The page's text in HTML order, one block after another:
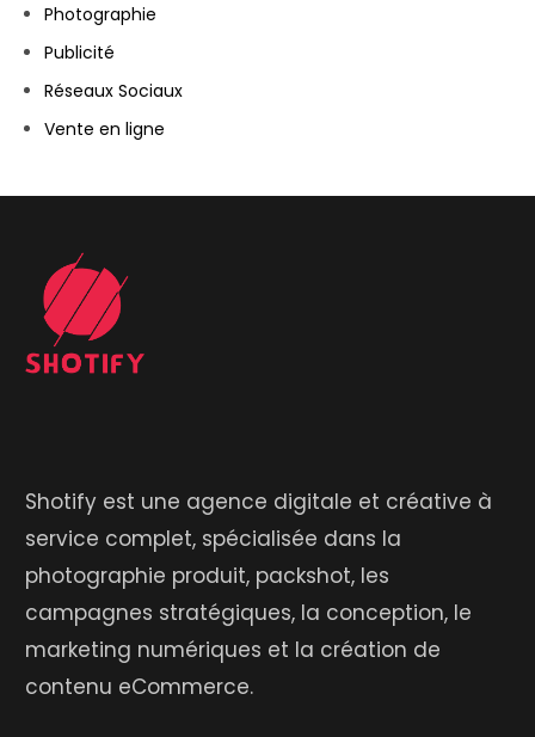
Photographie
Publicité
Réseaux Sociaux
Vente en ligne
Shotify est une agence digitale et créative à
service complet, spécialisée dans la
photographie produit, packshot, les
campagnes stratégiques, la conception, le
marketing numériques et la création de
contenu eCommerce.